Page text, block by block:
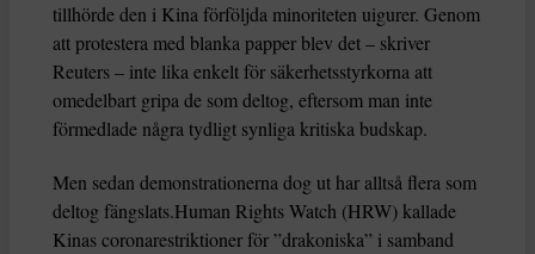
tillhörde den i Kina förföljda minoriteten uigurer. Genom
att protestera med blanka papper blev det – skriver
Reuters – inte lika enkelt för säkerhetsstyrkorna att
omedelbart gripa de som deltog, eftersom man inte
förmedlade några tydligt synliga kritiska budskap.
Men sedan demonstrationerna dog ut har alltså flera som
deltog fängslats.Human Rights Watch (HRW) kallade
Kinas coronarestriktioner för ”drakoniska” i samband